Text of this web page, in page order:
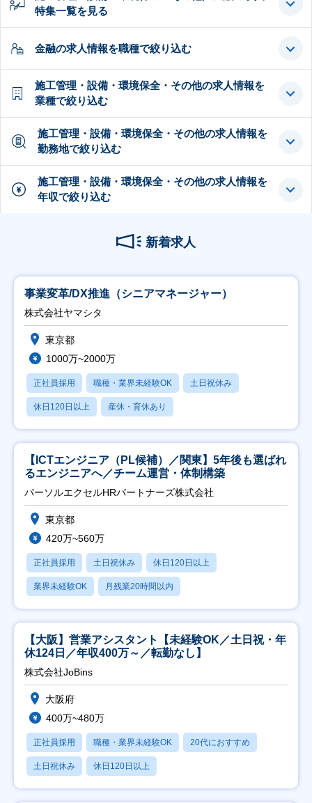
特集一覧を見る
金融の求人情報を職種で絞り込む
施工管理・設備・環境保全・その他の求人情報を
業種で絞り込む
施工管理・設備・環境保全・その他の求人情報を
勤務地で絞り込む
施工管理・設備・環境保全・その他の求人情報を
年収で絞り込む
新着求人
事業変革/DX推進（シニアマネージャー）
株式会社ヤマシタ
東京都
1000万~2000万
正社員採用 職種・業界未経験OK 土日祝休み
休日120日以上 産休・育休あり
【ICTエンジニア（PL候補）／関東】5年後も選ばれ
るエンジニアへ／チーム運営・体制構築
パーソルエクセルHRパートナーズ株式会社
東京都
420万~560万
正社員採用 土日祝休み 休日120日以上
業界未経験OK 月残業20時間以内
【大阪】営業アシスタント【未経験OK／土日祝・年
休124日／年収400万～／転勤なし】
株式会社JoBins
大阪府
400万~480万
正社員採用 職種・業界未経験OK 20代におすすめ
土日祝休み 休日120日以上